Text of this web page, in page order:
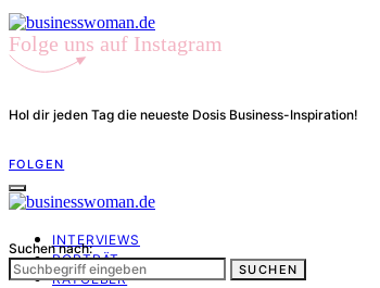
Folge uns auf Instagram
Hol dir jeden Tag die neueste Dosis Business-Inspiration!
FOLGEN
INTERVIEWS
PORTRÄT
RATGEBER
Suchen nach:
SUCHEN